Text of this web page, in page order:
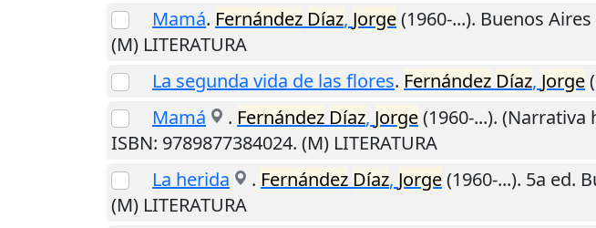
Mamá. Fernández Díaz, Jorge(1960-...). Buenos Aires
(M) LITERATURA
La segunda vida de las flores. Fernández Díaz, Jorge
Mamá
. Fernández Díaz, Jorge(1960-...). (Narrativa
ISBN: 9789877384024. (M) LITERATURA
La herida
. Fernández Díaz, Jorge(1960-...). 5a ed.
(M) LITERATURA